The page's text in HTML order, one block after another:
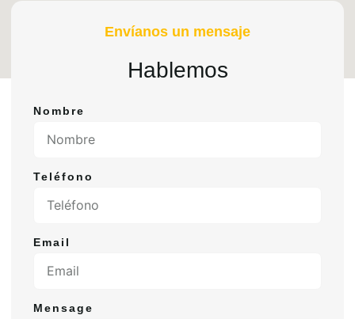
Envíanos un mensaje
Hablemos
Nombre
Teléfono
Email
Mensage